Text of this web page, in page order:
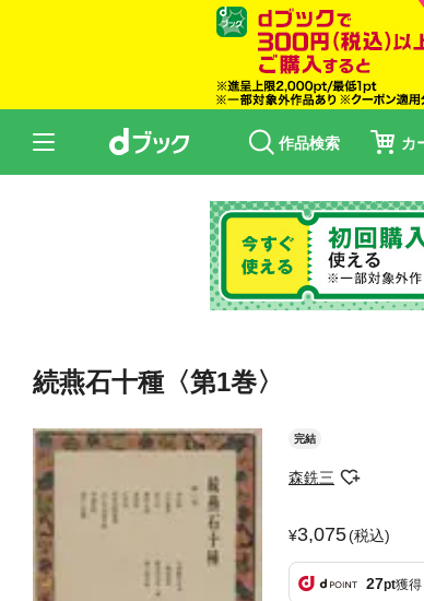
作品検索 カ
続燕石十種〈第1巻〉
完結
森銑三
3,075(税込)
27pt獲得